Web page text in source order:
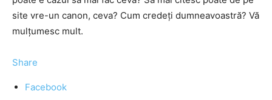
site vre-un canon, ceva? Cum credeți dumneavoastră? Vă
mulțumesc mult.
Share
Facebook